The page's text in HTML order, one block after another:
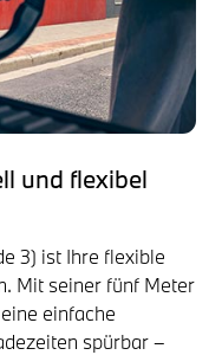
und flexibel
3) ist Ihre flexible
Mit seiner fünf Meter
einfache
spürbar –